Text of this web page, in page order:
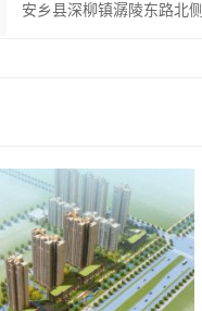
安乡县深柳镇潺陵东路北侧